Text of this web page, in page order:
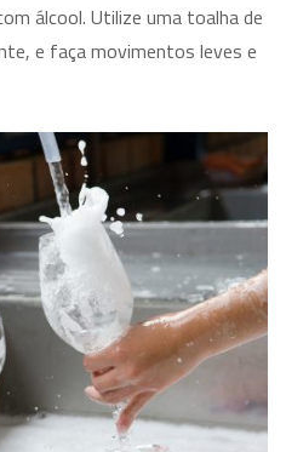
álcool. Utilize uma toalha de
e faça movimentos leves e